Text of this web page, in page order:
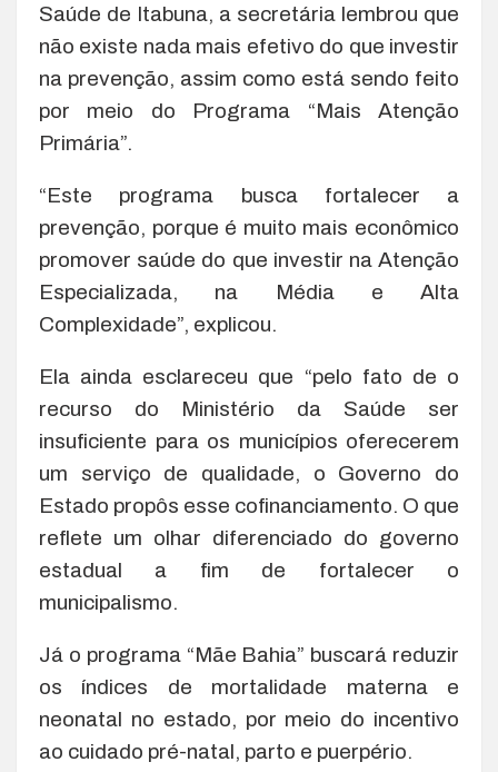
Saúde de Itabuna, a secretária lembrou que
não existe nada mais efetivo do que investir
na prevenção, assim como está sendo feito
por meio do Programa “Mais Atenção
Primária”.
“Este programa busca fortalecer a
prevenção, porque é muito mais econômico
promover saúde do que investir na Atenção
Especializada, na Média e Alta
Complexidade”, explicou.
Ela ainda esclareceu que “pelo fato de o
recurso do Ministério da Saúde ser
insuficiente para os municípios oferecerem
um serviço de qualidade, o Governo do
Estado propôs esse cofinanciamento. O que
reflete um olhar diferenciado do governo
estadual a fim de fortalecer o
municipalismo.
Já o programa “Mãe Bahia” buscará reduzir
os índices de mortalidade materna e
neonatal no estado, por meio do incentivo
ao cuidado pré-natal, parto e puerpério.